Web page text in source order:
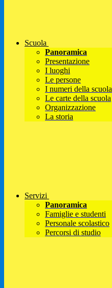
Scuola
Panoramica
Presentazione
I luoghi
Le persone
I numeri della scuola
Le carte della scuola
Organizzazione
La storia
Servizi
Panoramica
Famiglie e studenti
Personale scolastico
Percorsi di studio